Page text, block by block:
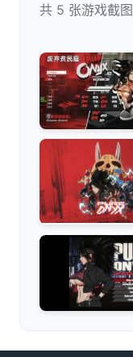
共 5 张游戏截图